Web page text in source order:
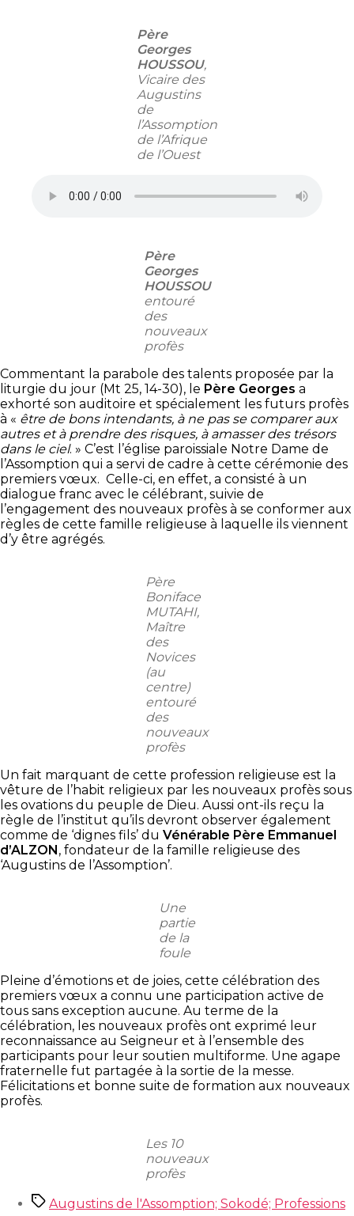
Père
Georges
HOUSSOU,
Vicaire des
Augustins
de
l’Assomption
de l’Afrique
de l’Ouest
Père
Georges
HOUSSOU
entouré
des
nouveaux
profès
Commentant la parabole des talents proposée par la
liturgie du jour (Mt 25, 14-30), le Père Georges a
exhorté son auditoire et spécialement les futurs profès
à « être de bons intendants, à ne pas se comparer aux
autres et à prendre des risques, à amasser des trésors
dans le ciel. » C’est l’église paroissiale Notre Dame de
l’Assomption qui a servi de cadre à cette cérémonie des
premiers vœux. Celle-ci, en effet, a consisté à un
dialogue franc avec le célébrant, suivie de
l’engagement des nouveaux profès à se conformer aux
règles de cette famille religieuse à laquelle ils viennent
d’y être agrégés.
Père
Boniface
MUTAHI,
Maître
des
Novices
(au
centre)
entouré
des
nouveaux
profès
Un fait marquant de cette profession religieuse est la
vêture de l’habit religieux par les nouveaux profès sous
les ovations du peuple de Dieu. Aussi ont-ils reçu la
règle de l’institut qu’ils devront observer également
comme de ‘dignes fils’ du Vénérable Père Emmanuel
d’ALZON, fondateur de la famille religieuse des
‘Augustins de l’Assomption’.
Une
partie
de la
foule
Pleine d’émotions et de joies, cette célébration des
premiers vœux a connu une participation active de
tous sans exception aucune. Au terme de la
célébration, les nouveaux profès ont exprimé leur
reconnaissance au Seigneur et à l’ensemble des
participants pour leur soutien multiforme. Une agape
fraternelle fut partagée à la sortie de la messe.
Félicitations et bonne suite de formation aux nouveaux
profès.
Les 10
nouveaux
profès
Étiquettes
Augustins de l'Assomption; Sokodé; Professions